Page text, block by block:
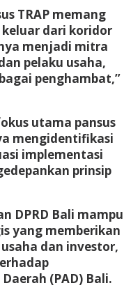
TRAP memang
dari koridor
menjadi mitra
pelaku usaha,
penghambat,”
utama pansus
mengidentifikasi
implementasi
prinsip
DPRD Bali mampu
yang memberikan
dan investor,
(PAD) Bali.